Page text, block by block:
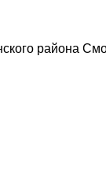
района